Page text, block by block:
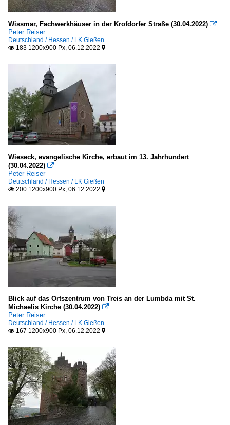
Wissmar, Fachwerkhäuser in der Krofdorfer Straße (30.04.2022) 
Peter Reiser
Deutschland / Hessen / LK Gießen
 183 1200x900 Px, 06.12.2022 
Wieseck, evangelische Kirche, erbaut im 13. Jahrhundert
(30.04.2022) 
Peter Reiser
Deutschland / Hessen / LK Gießen
 200 1200x900 Px, 06.12.2022 
Blick auf das Ortszentrum von Treis an der Lumbda mit St.
Michaelis Kirche (30.04.2022) 
Peter Reiser
Deutschland / Hessen / LK Gießen
 167 1200x900 Px, 06.12.2022 